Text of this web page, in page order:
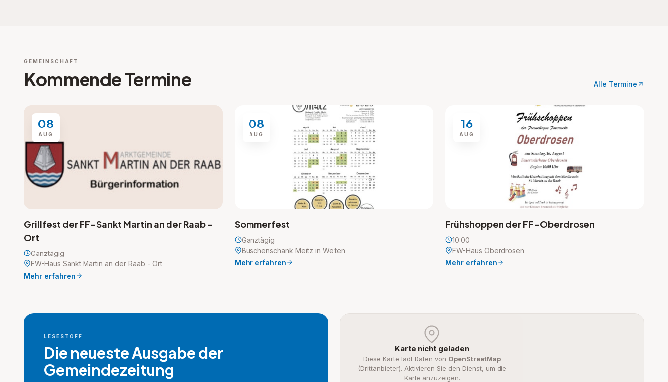
GEMEINSCHAFT
Kommende Termine Alle Termine
08
AUG
Grillfest der FF-Sankt Martin an der Raab -
Ort
Ganztägig
FW-Haus Sankt Martin an der Raab - Ort
Mehr erfahren
08
AUG
Sommerfest
Ganztägig
Buschenschank Meitz in Welten
Mehr erfahren
16
AUG
Frühshoppen der FF-Oberdrosen
10:00
FW-Haus Oberdrosen
Mehr erfahren
LESESTOFF
Die neueste Ausgabe der
Gemeindezeitung
Karte nicht geladen
Diese Karte lädt Daten von OpenStreetMap
(Drittanbieter). Aktivieren Sie den Dienst, um die
Karte anzuzeigen.